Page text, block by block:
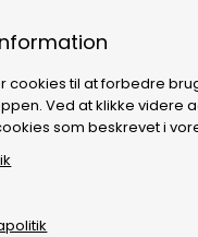
cookies til at forbedre
Ved at klikke videre
som beskrevet i